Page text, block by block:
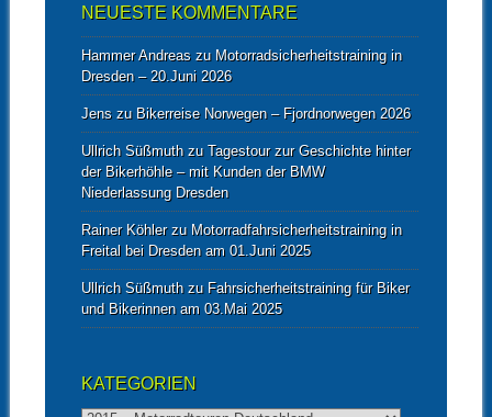
NEUESTE KOMMENTARE
Hammer Andreaszu Motorradsicherheitstraining in
Dresden – 20.Juni 2026
Jenszu Bikerreise Norwegen – Fjordnorwegen 2026
Ullrich Süßmuthzu Tagestour zur Geschichte hinter
der Bikerhöhle – mit Kunden der BMW
Niederlassung Dresden
Rainer Köhlerzu Motorradfahrsicherheitstraining in
Freital bei Dresden am 01.Juni 2025
Ullrich Süßmuthzu Fahrsicherheitstraining für Biker
und Bikerinnen am 03.Mai 2025
KATEGORIEN